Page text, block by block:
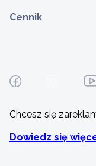
Cennik
Chcesz się
Dowiedz się